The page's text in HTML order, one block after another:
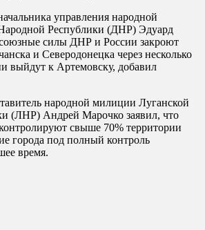
управления народной
Республики (ДНР) Эдуард
союзные силы ДНР и России закроют
и Северодонецка через несколько
выйдут к Артемовску, добавил
народной милиции Луганской
(ЛНР) Андрей Марочко заявил, что
свыше 70% территории
города под полный контроль
время.